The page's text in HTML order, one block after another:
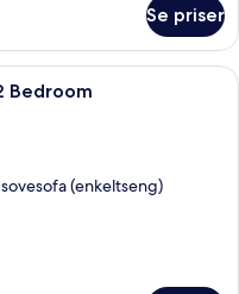
Se priser
møbleret soveværelse med
Bedroom
(enkeltseng)